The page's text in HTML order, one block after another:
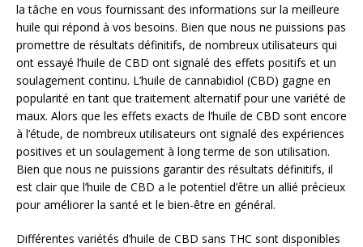
la tâche en vous fournissant des informations sur la meilleure
huile qui répond à vos besoins. Bien que nous ne puissions pas
promettre de résultats définitifs, de nombreux utilisateurs qui
ont essayé l’huile de CBD ont signalé des effets positifs et un
soulagement continu. L’huile de cannabidiol (CBD) gagne en
popularité en tant que traitement alternatif pour une variété de
maux. Alors que les effets exacts de l’huile de CBD sont encore
à l’étude, de nombreux utilisateurs ont signalé des expériences
positives et un soulagement à long terme de son utilisation.
Bien que nous ne puissions garantir des résultats définitifs, il
est clair que l’huile de CBD a le potentiel d’être un allié précieux
pour améliorer la santé et le bien-être en général.
Différentes variétés d’huile de CBD sans THC sont disponibles